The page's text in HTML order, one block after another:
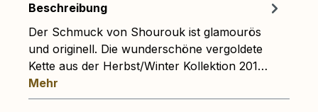
Beschreibung
Der Schmuck von Shourouk ist glamourös
und originell. Die wunderschöne vergoldete
Kette aus der Herbst/Winter Kollektion 201…
Mehr